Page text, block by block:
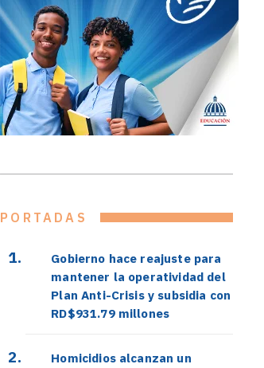
PORTADAS
Gobierno hace reajuste para
mantener la operatividad del
Plan Anti-Crisis y subsidia con
RD$931.79 millones
Homicidios alcanzan un